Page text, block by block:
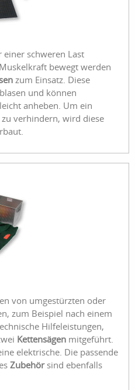
schweren Last
bewegt werden
zum Einsatz. Diese
und können
anheben. Um ein
verhindern, wird diese
von umgestürzten oder
zum Beispiel nach einem
Hilfeleistungen,
Kettensägen mitgeführt.
elektrische. Die passende
Zubehörsind ebenfalls